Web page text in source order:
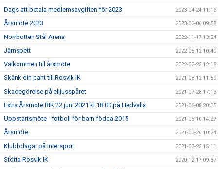
Dags att betala medlemsavgiften för 2023 2023-04-24 11:16
Årsmöte 2023 2023-02-06 09:58
Norrbotten Stål Arena 2022-11-17 13:24
Järnspett 2022-05-12 10:40
Välkommen till årsmöte 2022-02-25 12:18
Skänk din pant till Rosvik IK 2021-08-12 11:59
Skadegörelse på elljusspåret 2021-07-28 17:13
Extra Årsmöte RIK 22 juni 2021 kl.18.00 på Hedvalla 2021-06-08 20:35
Uppstartsmöte - fotboll för barn födda 2015 2021-05-10 14:27
Årsmöte 2021-03-26 10:24
Klubbdagar på Intersport 2021-03-25 15:11
Stötta Rosvik IK 2020-12-17 09:37